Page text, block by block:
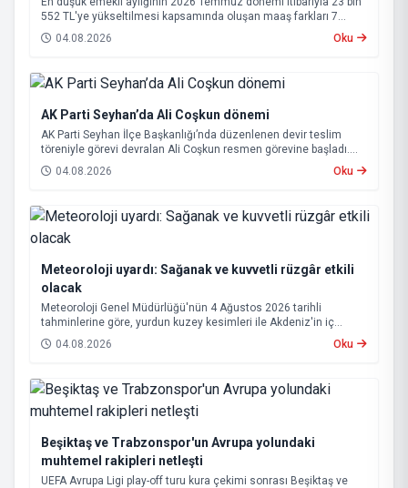
552 TL'ye yükseltilmesi kapsamında oluşan maaş farkları 7
Ağustos 2026 tarihinde hesaplara yatırılacak.
04.08.2026 Oku
AK Parti Seyhan’da Ali Coşkun dönemi
AK Parti Seyhan İlçe Başkanlığı’nda düzenlenen devir teslim
töreniyle görevi devralan Ali Coşkun resmen görevine başladı.
Hizmet vurgusu yapan Coşkun, “AK Partili olmak, bu ülkenin her
metrekaresine sevdalı olmaktır” dedi.
04.08.2026 Oku
Meteoroloji uyardı: Sağanak ve kuvvetli rüzgâr etkili
olacak
Meteoroloji Genel Müdürlüğü'nün 4 Ağustos 2026 tarihli
tahminlerine göre, yurdun kuzey kesimleri ile Akdeniz'in iç
bölgelerinde yer yer sağanak ve gök gürültülü sağanak yağış
bekleniyor.
04.08.2026 Oku
Beşiktaş ve Trabzonspor'un Avrupa yolundaki
muhtemel rakipleri netleşti
UEFA Avrupa Ligi play-off turu kura çekimi sonrası Beşiktaş ve